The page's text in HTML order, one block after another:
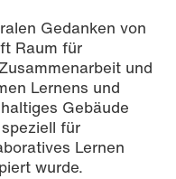
Gedanken von
Raum für
und
Lernens und
Gebäude
für
Lernen
wurde.